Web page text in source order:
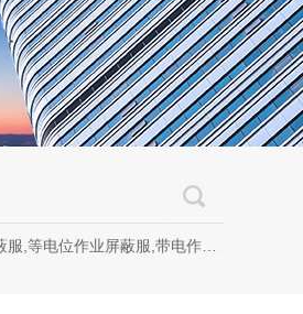
蔽服,防电弧服,电弧服,电弧专用防护服,电位均压服